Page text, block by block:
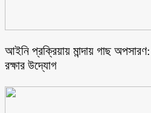
আইনি প্রক্রিয়ায় মান্দায় গাছ
রক্ষার উদ্যোগ